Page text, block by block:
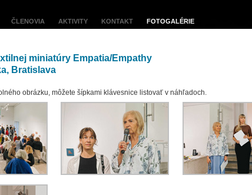
ČLENOVIA AKTIVITY KONTAKT FOTOGALÉRIE
miniatúry Empatia/Empathy
Bratislava
obrázku, môžete šípkami klávesnice listovať v náhľadoch.